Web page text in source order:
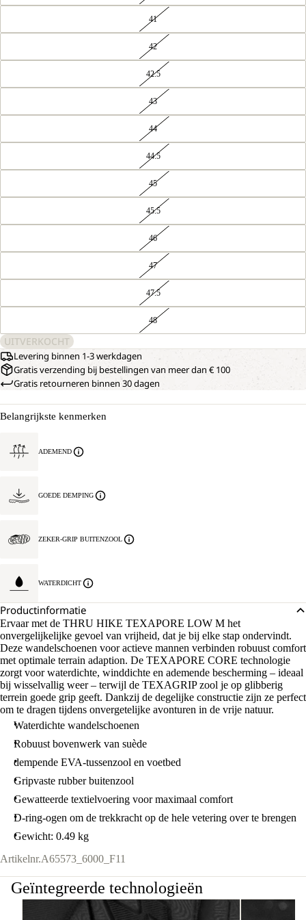
41
42
42.5
43
44
44.5
45
45.5
46
47
47.5
48
UITVERKOCHT
Levering binnen 1-3 werkdagen
Gratis verzending bij bestellingen van meer dan € 100
Gratis retourneren binnen 30 dagen
Belangrijkste kenmerken
ADEMEND
GOEDE DEMPING
ZEKER-GRIP BUITENZOOL
WATERDICHT
Productinformatie
Ervaar met de THRU HIKE TEXAPORE LOW M het
onvergelijkelijke gevoel van vrijheid, dat je bij elke stap ondervindt.
Deze wandelschoenen voor actieve mannen verbinden robuust comfort
met optimale terrain adaption. De TEXAPORE CORE technologie
zorgt voor waterdichte, winddichte en ademende bescherming – ideaal
bij wisselvallig weer – terwijl de TEXAGRIP zool je op glibberig
terrein goede grip geeft. Dankzij de degelijke constructie zijn ze perfect
om te dragen tijdens onvergetelijke avonturen in de vrije natuur.
Waterdichte wandelschoenen
Robuust bovenwerk van suède
dempende EVA-tussenzool en voetbed
Gripvaste rubber buitenzool
Gewatteerde textielvoering voor maximaal comfort
D-ring-ogen om de trekkracht op de hele vetering over te brengen
Gewicht: 0.49 kg
Artikelnr.A65573_6000_F11
Geïntegreerde technologieën